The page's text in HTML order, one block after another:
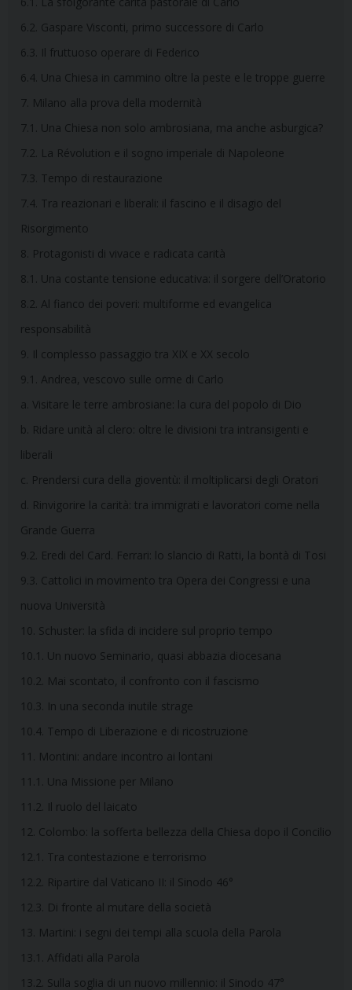
6.2. Gaspare Visconti, primo successore di Carlo
6.3. Il fruttuoso operare di Federico
6.4. Una Chiesa in cammino oltre la peste e le troppe guerre
7. Milano alla prova della modernità
7.1. Una Chiesa non solo ambrosiana, ma anche asburgica?
7.2. La Révolution e il sogno imperiale di Napoleone
7.3. Tempo di restaurazione
7.4. Tra reazionari e liberali: il fascino e il disagio del
Risorgimento
8. Protagonisti di vivace e radicata carità
8.1. Una costante tensione educativa: il sorgere dell’Oratorio
8.2. Al fianco dei poveri: multiforme ed evangelica
responsabilità
9. Il complesso passaggio tra XIX e XX secolo
9.1. Andrea, vescovo sulle orme di Carlo
a. Visitare le terre ambrosiane: la cura del popolo di Dio
b. Ridare unità al clero: oltre le divisioni tra intransigenti e
liberali
c. Prendersi cura della gioventù: il moltiplicarsi degli Oratori
d. Rinvigorire la carità: tra immigrati e lavoratori come nella
Grande Guerra
9.2. Eredi del Card. Ferrari: lo slancio di Ratti, la bontà di Tosi
9.3. Cattolici in movimento tra Opera dei Congressi e una
nuova Università
10. Schuster: la sfida di incidere sul proprio tempo
10.1. Un nuovo Seminario, quasi abbazia diocesana
10.2. Mai scontato, il confronto con il fascismo
10.3. In una seconda inutile strage
10.4. Tempo di Liberazione e di ricostruzione
11. Montini: andare incontro ai lontani
11.1. Una Missione per Milano
11.2. Il ruolo del laicato
12. Colombo: la sofferta bellezza della Chiesa dopo il Concilio
12.1. Tra contestazione e terrorismo
12.2. Ripartire dal Vaticano II: il Sinodo 46°
12.3. Di fronte al mutare della società
13. Martini: i segni dei tempi alla scuola della Parola
13.1. Affidati alla Parola
13.2. Sulla soglia di un nuovo millennio: il Sinodo 47°